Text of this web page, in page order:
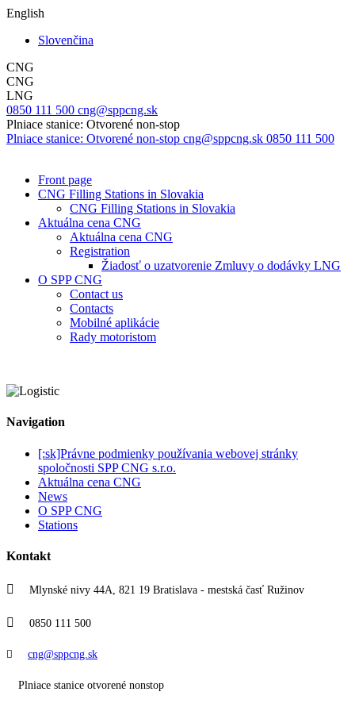
English
Slovenčina
CNG
CNG
LNG
0850 111 500 cng@sppcng.sk
Plniace stanice: Otvorené non-stop
Plniace stanice: Otvorené non-stop cng@sppcng.sk 0850 111 500
Front page
CNG Filling Stations in Slovakia
CNG Filling Stations in Slovakia
Aktuálna cena CNG
Aktuálna cena CNG
Registration
Žiadosť o uzatvorenie Zmluvy o dodávky LNG
O SPP CNG
Contact us
Contacts
Mobilné aplikácie
Rady motoristom
Navigation
[:sk]Právne podmienky používania webovej stránky
spoločnosti SPP CNG s.r.o.
Aktuálna cena CNG
News
O SPP CNG
Stations
Kontakt
Mlynské nivy 44A, 821 19 Bratislava - mestská časť Ružinov
0850 111 500
cng@sppcng.sk
Plniace stanice otvorené nonstop